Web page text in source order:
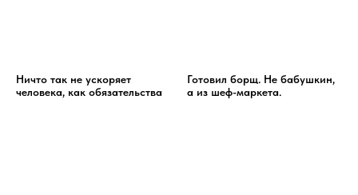
Ничто так не ускоряет
человека, как обязательства
Готовил борщ. Не бабушкин,
а из шеф-маркета.